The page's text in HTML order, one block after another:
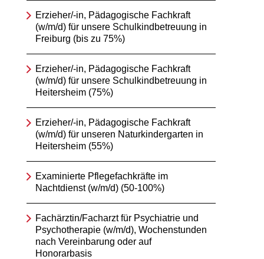
Erzieher/-in, Pädagogische Fachkraft
(w/m/d) für unsere Schulkindbetreuung in
Freiburg (bis zu 75%)
Erzieher/-in, Pädagogische Fachkraft
(w/m/d) für unsere Schulkindbetreuung in
Heitersheim (75%)
Erzieher/-in, Pädagogische Fachkraft
(w/m/d) für unseren Naturkindergarten in
Heitersheim (55%)
Examinierte Pflegefachkräfte im
Nachtdienst (w/m/d) (50-100%)
Fachärztin/Facharzt für Psychiatrie und
Psychotherapie (w/m/d), Wochenstunden
nach Vereinbarung oder auf
Honorarbasis